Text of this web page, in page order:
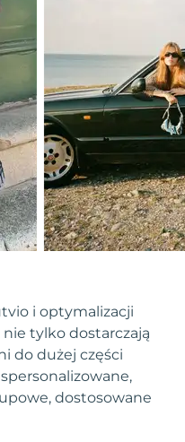
i optymalizacji
tylko dostarczają
do dużej części
dostosowane